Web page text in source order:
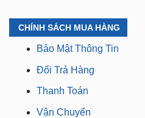
CHÍNH SÁCH MUA HÀNG
Bảo Mật Thông Tin
Đổi Trả Hàng
Thanh Toán
Vận Chuyển